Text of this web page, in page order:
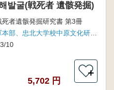
발굴(戦死者 遺骸発掘)
死者遺骸発掘研究書 第3冊
陸軍本部、忠北大学校中原文化研究所
10
5,702 円
＋